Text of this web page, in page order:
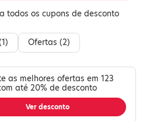
todos os cupons de desconto
1) Ofertas (2)
as melhores ofertas em 123
até 20% de desconto
Ver desconto